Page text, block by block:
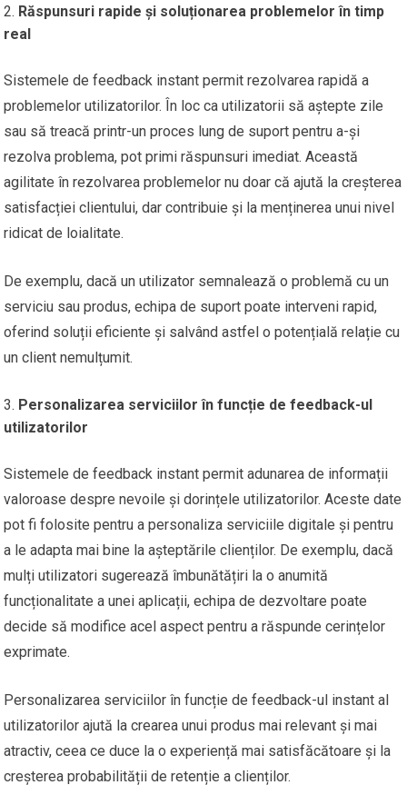
Răspunsuri rapide și soluționarea problemelor în timp
real
Sistemele de feedback instant permit rezolvarea rapidă a
problemelor utilizatorilor. În loc ca utilizatorii să aștepte zile
sau să treacă printr-un proces lung de suport pentru a-și
rezolva problema, pot primi răspunsuri imediat. Această
agilitate în rezolvarea problemelor nu doar că ajută la creșterea
satisfacției clientului, dar contribuie și la menținerea unui nivel
ridicat de loialitate.
De exemplu, dacă un utilizator semnalează o problemă cu un
serviciu sau produs, echipa de suport poate interveni rapid,
oferind soluții eficiente și salvând astfel o potențială relație cu
un client nemulțumit.
Personalizarea serviciilor în funcție de feedback-ul
utilizatorilor
Sistemele de feedback instant permit adunarea de informații
valoroase despre nevoile și dorințele utilizatorilor. Aceste date
pot fi folosite pentru a personaliza serviciile digitale și pentru
a le adapta mai bine la așteptările clienților. De exemplu, dacă
mulți utilizatori sugerează îmbunătățiri la o anumită
funcționalitate a unei aplicații, echipa de dezvoltare poate
decide să modifice acel aspect pentru a răspunde cerințelor
exprimate.
Personalizarea serviciilor în funcție de feedback-ul instant al
utilizatorilor ajută la crearea unui produs mai relevant și mai
atractiv, ceea ce duce la o experiență mai satisfăcătoare și la
creșterea probabilității de retenție a clienților.